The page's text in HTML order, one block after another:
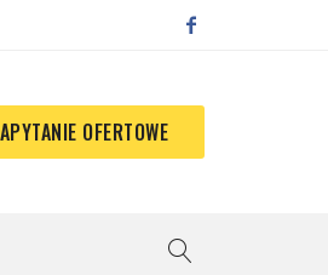
OFERTOWE